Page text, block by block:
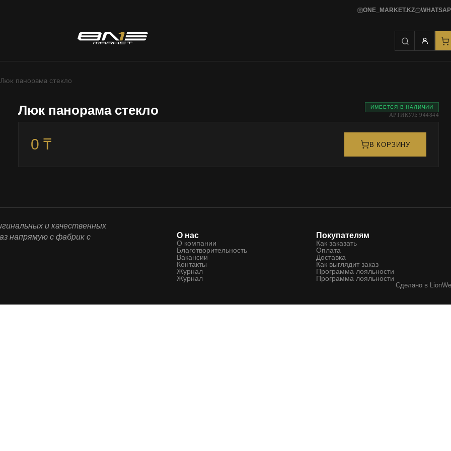
ONE_MARKET.KZ
Люк панорама стекло
Люк панорама стекло ИМЕЕТСЯ В НАЛИЧИИ
АРТИКУЛ: 944844
0 ₸ В КОРЗИНУ
и качественных
напрямую с фабрик с
О нас
О компании
Благотворительность
Вакансии
Контакты
Журнал
Журнал
Покупателям
Как заказать
Оплата
Доставка
Как выглядит заказ
Программа лояльности
Программа лояльности
Сделано в